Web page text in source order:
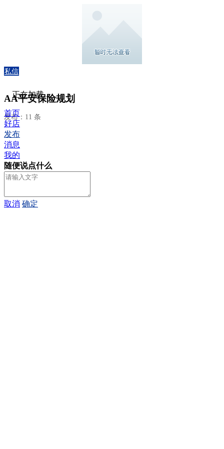
私信
AA平安保险规划
发布：11 条
正在加载...
首页
好店
发布
消息
我的
随便说点什么
取消 确定